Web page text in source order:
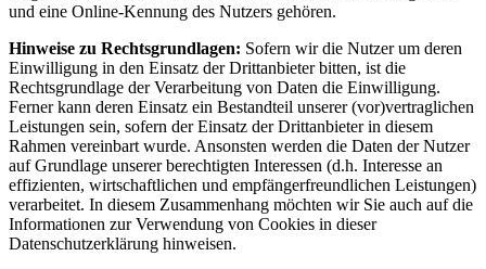
und eine Online-Kennung des Nutzers gehören.
Hinweise zu Rechtsgrundlagen: Sofern wir die Nutzer um deren
Einwilligung in den Einsatz der Drittanbieter bitten, ist die
Rechtsgrundlage der Verarbeitung von Daten die Einwilligung.
Ferner kann deren Einsatz ein Bestandteil unserer (vor)vertraglichen
Leistungen sein, sofern der Einsatz der Drittanbieter in diesem
Rahmen vereinbart wurde. Ansonsten werden die Daten der Nutzer
auf Grundlage unserer berechtigten Interessen (d.h. Interesse an
effizienten, wirtschaftlichen und empfängerfreundlichen Leistungen)
verarbeitet. In diesem Zusammenhang möchten wir Sie auch auf die
Informationen zur Verwendung von Cookies in dieser
Datenschutzerklärung hinweisen.